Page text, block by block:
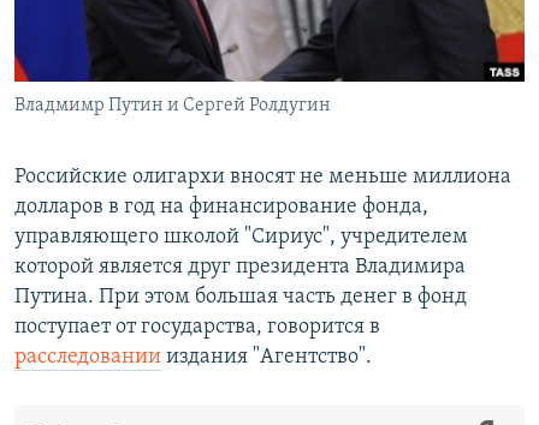
СОЦИАЛЬНЫЕ СЕТИ
Все сайты РСЕ/РС
Владмимр Путин и Сергей Ролдугин
Российские олигархи вносят не меньше миллиона
долларов в год на финансирование фонда,
управляющего школой "Сириус", учредителем
которой является друг президента Владимира
Путина. При этом большая часть денег в фонд
поступает от государства, говорится в
расследовании издания "Агентство".